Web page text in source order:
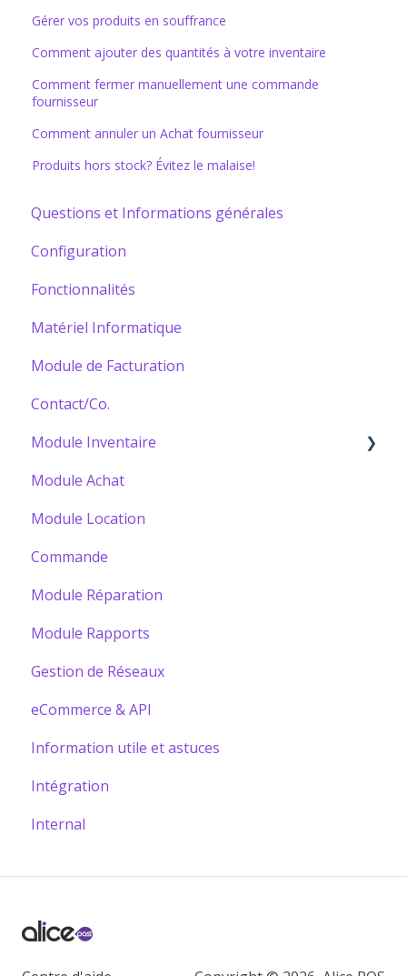
Gérer vos produits en souffrance
Comment ajouter des quantités à votre inventaire
Comment fermer manuellement une commande
fournisseur
Comment annuler un Achat fournisseur
Produits hors stock? Évitez le malaise!
Questions et Informations générales
Configuration
Fonctionnalités
Matériel Informatique
Module de Facturation
Contact/Co.
Module Inventaire
Bâtir votre Catalogue
Module Achat
Module Location
Commande
Module Réparation
Module Rapports
Gestion de Réseaux
eCommerce & API
Information utile et astuces
Intégration
Internal